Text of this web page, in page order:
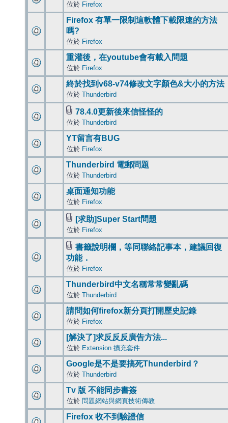
位於 Firefox
Firefox 有單一限制這軟體下載限速的方法
嗎?
位於 Firefox
重灌後，在youtube會有載入問題
位於 Firefox
終於找到v68-v74修改文字顏色&大小的方法
位於 Thunderbird
78.4.0更新後來信怪怪的
位於 Thunderbird
YT留言有BUG
位於 Firefox
Thunderbird 電郵問題
位於 Thunderbird
桌面通知功能
位於 Firefox
[求助]Super Start問題
位於 Firefox
書籤說明欄，等同聯絡記事本，建議回復
功能．
位於 Firefox
Thunderbird中文名稱常常變亂碼
位於 Thunderbird
請問如何firefox新分頁打開歷史記錄
位於 Firefox
[解決了]求反反反廣告方法...
位於 Extension 擴充套件
Google是不是要搞死Thunderbird？
位於 Thunderbird
Tv 版 不能同步書簽
位於 問題網站與網頁技術傳教
Firefox 收不到驗證信